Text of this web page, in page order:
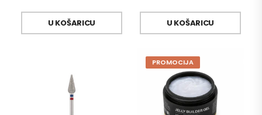
U KOŠARICU U KOŠARICU
PROMOCIJA